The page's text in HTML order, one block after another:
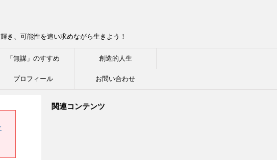
き、可能性を追い求めながら生きよう！
「無謀」のすすめ 創造的人生
プロフィール お問い合わせ
関連コンテンツ